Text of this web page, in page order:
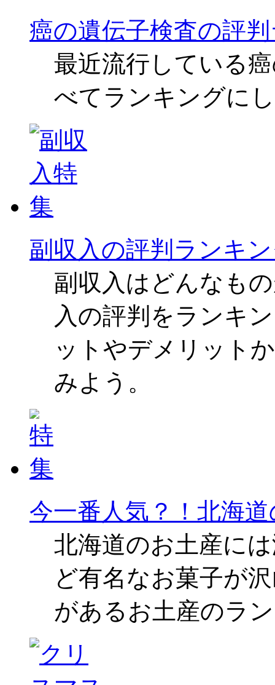
癌の遺伝子検査の評
最近流行している
べてランキングに
副収入の評判ランキ
副収入はどんなも
入の評判をランキ
ットやデメリット
みよう。
今一番人気？！北海
北海道のお土産に
ど有名なお菓子が
があるお土産のラ